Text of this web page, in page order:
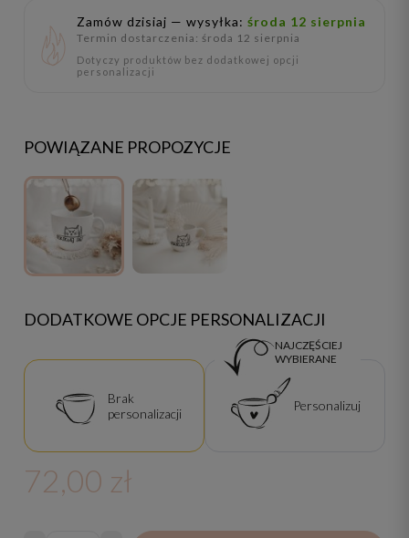
Zamów dzisiaj — wysyłka: środa 12 sierpnia
Termin dostarczenia: środa 12 sierpnia
Dotyczy produktów bez dodatkowej opcji
personalizacji
POWIĄZANE PROPOZYCJE
DODATKOWE OPCJE PERSONALIZACJI
Brak
personalizacji
Personalizuj
NAJCZĘŚCIEJ
WYBIERANE
72,00 zł